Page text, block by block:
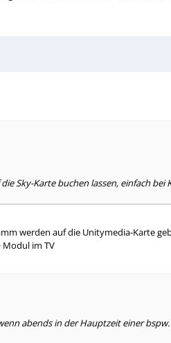
Sky-Karte buchen lassen, einfach
werden auf die Unitymedia-Karte
Modul im TV
abends in der Hauptzeit einer